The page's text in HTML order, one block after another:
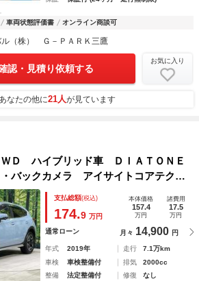
車両状態評価書 オンライン商談可
ル（株） Ｇ－ＰＡＲＫ三鷹
認・見積り依頼する
お気に入り
なたの他に21人が見ています
Ｄ ハイブリッド車 ＤＩＡＴＯＮＥ
バックカメラ アイサイトコアテクノ
ズ 禁煙車 パワーシート ドラレ
ヘッド 純正１８インチアルミ
支払総額(税込)
174.9 万円
本体価格
157.4
万円
諸費用
17.5
万円
通常ローン 月々 14,900 円
年式 2019年 走行
7.1万km
車検
車検整備付 排気
2000cc
整備
法定整備付 修復
なし